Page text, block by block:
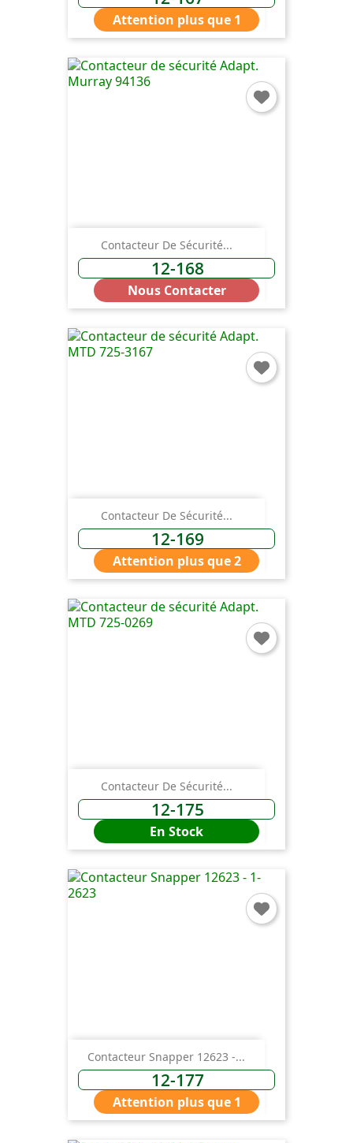
Attention plus que 1
Contacteur De Sécurité...
12-168
Nous Contacter
Contacteur De Sécurité...
12-169
Attention plus que 2
Contacteur De Sécurité...
12-175
En Stock
Contacteur Snapper 12623 -...
12-177
Attention plus que 1
Connexion
You need to be logged in to save products in your